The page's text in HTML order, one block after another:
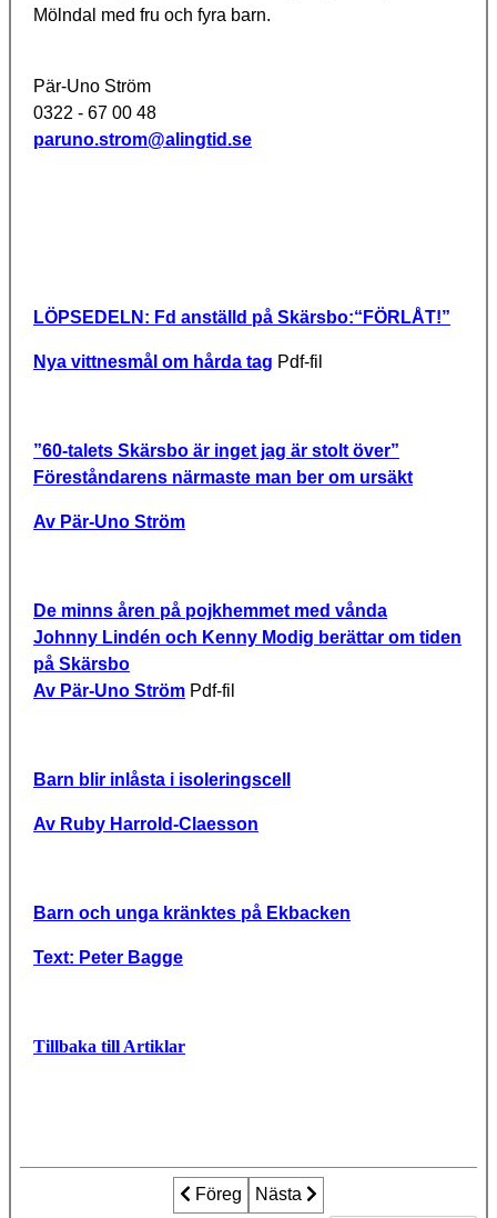
Mölndal med fru och fyra barn.
Pär-Uno Ström
0322 - 67 00 48
paruno.strom@alingtid.se
LÖPSEDELN: Fd anställd på Skärsbo:“FÖRLÅT!”
Nya vittnesmål om hårda tag Pdf-fil
”60-talets Skärsbo är inget jag är stolt över”
Föreståndarens närmaste man ber om ursäkt
Av Pär-Uno Ström
De minns åren på pojkhemmet med vånda
Johnny Lindén och Kenny Modig berättar om tiden
på Skärsbo
Av Pär-Uno Ström Pdf-fil
Barn blir inlåsta i isoleringscell
Av Ruby Harrold-Claesson
Barn och unga kränktes på Ekbacken
Text: Peter Bagge
Tillbaka till Artiklar
Föregående artikel: Skärp
Föreg Nästa artikel: Skärsbo -
Nästa